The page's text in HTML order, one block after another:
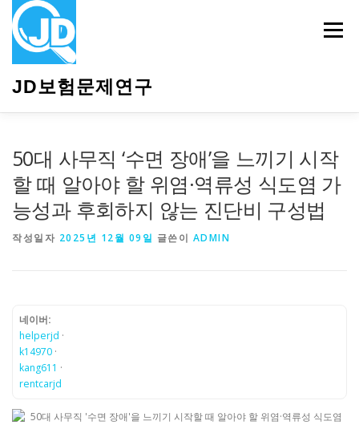
JD보험문제연구
메뉴
50대 사무직 ‘수면 장애’을 느끼기 시작
할 때 알아야 할 위염·역류성 식도염 가
능성과 후회하지 않는 진단비 구성법
작성일자 2025년 12월 09일 글쓴이 ADMIN
네이버:
helperjd ·
k14970 ·
kang611 ·
rentcarjd